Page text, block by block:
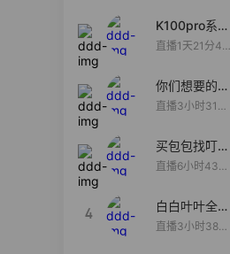
K100pro系列
新品预约中~
直播1天21分40
你们想要的
包！终于来
意！
直播3小时31分
买包包找叮
当,一折购！
直播6小时43分
4
白白叶叶全品
类好物补贴节
直播3小时38分